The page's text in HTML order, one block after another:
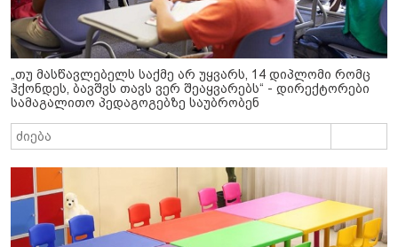
„თუ მასწავლებელს საქმე არ უყვარს, 14 დიპლომი რომც
ჰქონდეს, ბავშვს თავს ვერ შეაყვარებს“ - დირექტორები
სამაგალითო პედაგოგებზე საუბრობენ